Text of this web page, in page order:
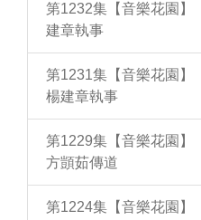
第1232集【音樂花園】
建章執事
第1231集【音樂花園】
楊建章執事
第1229集【音樂花園】
方顗茹傳道
第1224集【音樂花園】